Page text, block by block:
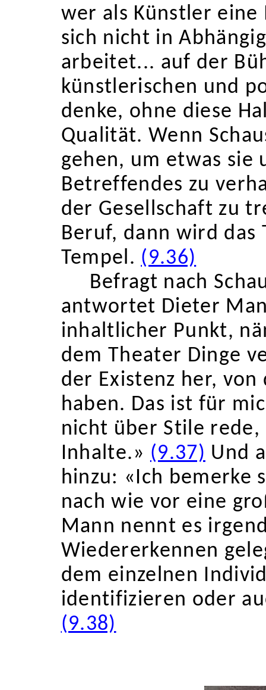
wer als Künstler
sich nicht in
arbeitet... auf der
künstlerischen und
denke, ohne diese
Qualität. Wenn
gehen, um etwas sie
Betreffendes zu
der Gesellschaft zu
Beruf, dann wird das
Tempel. (9.36)
Befragt nach
antwortet Dieter
inhaltlicher Punkt,
dem Theater Dinge
der Existenz her,
haben. Das ist für
nicht über Stile
Inhalte.» (9.37) Und
hinzu: «Ich bemerke
nach wie vor eine
Mann nennt es
Wiedererkennen
dem einzelnen
identifizieren oder
(9.38)